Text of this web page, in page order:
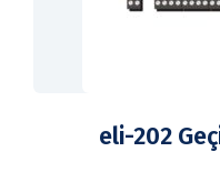
eli-202